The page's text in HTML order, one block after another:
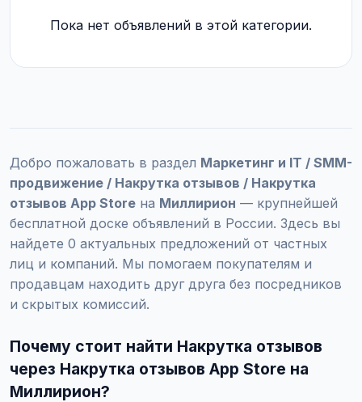
Пока нет объявлений в этой категории.
Добро пожаловать в раздел Маркетинг и IT / SMM-
продвижение / Накрутка отзывов / Накрутка
отзывов App Store на Миллирион — крупнейшей
бесплатной доске объявлений в России. Здесь вы
найдете 0 актуальных предложений от частных
лиц и компаний. Мы помогаем покупателям и
продавцам находить друг друга без посредников
и скрытых комиссий.
Почему стоит найти Накрутка отзывов
через Накрутка отзывов App Store на
Миллирион?